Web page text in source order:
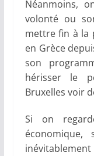
Néanmoins,
volonté ou
mettre fin à la
en Grèce
son
hérisser le
Bruxelles voir
Si on